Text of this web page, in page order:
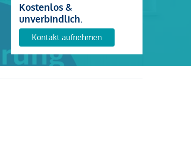
Kostenlos &
unverbindlich.
Kontakt aufnehmen